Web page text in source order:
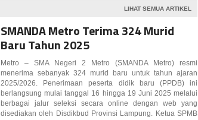
LIHAT SEMUA ARTIKEL
SMANDA Metro Terima 324 Murid
Baru Tahun 2025
Metro – SMA Negeri 2 Metro (SMANDA Metro) resmi
menerima sebanyak 324 murid baru untuk tahun ajaran
2025/2026. Penerimaan peserta didik baru (PPDB) ini
berlangsung mulai tanggal 16 hingga 19 Juni 2025 melalui
berbagai jalur seleksi secara online dengan web yang
disediakan oleh Disdikbud Provinsi Lampung. Ketua SPMB